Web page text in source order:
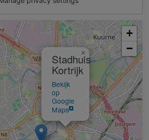
Stadhuis
Kortrijk
Bekijk
op
Google
Maps
×
+
−